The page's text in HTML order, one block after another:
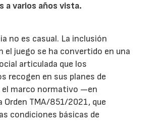
a varios años vista.
no es casual. La inclusión
el juego se ha convertido en una
articulada que los
recogen en sus planes de
el marco normativo —en
Orden TMA/851/2021, que
condiciones básicas de